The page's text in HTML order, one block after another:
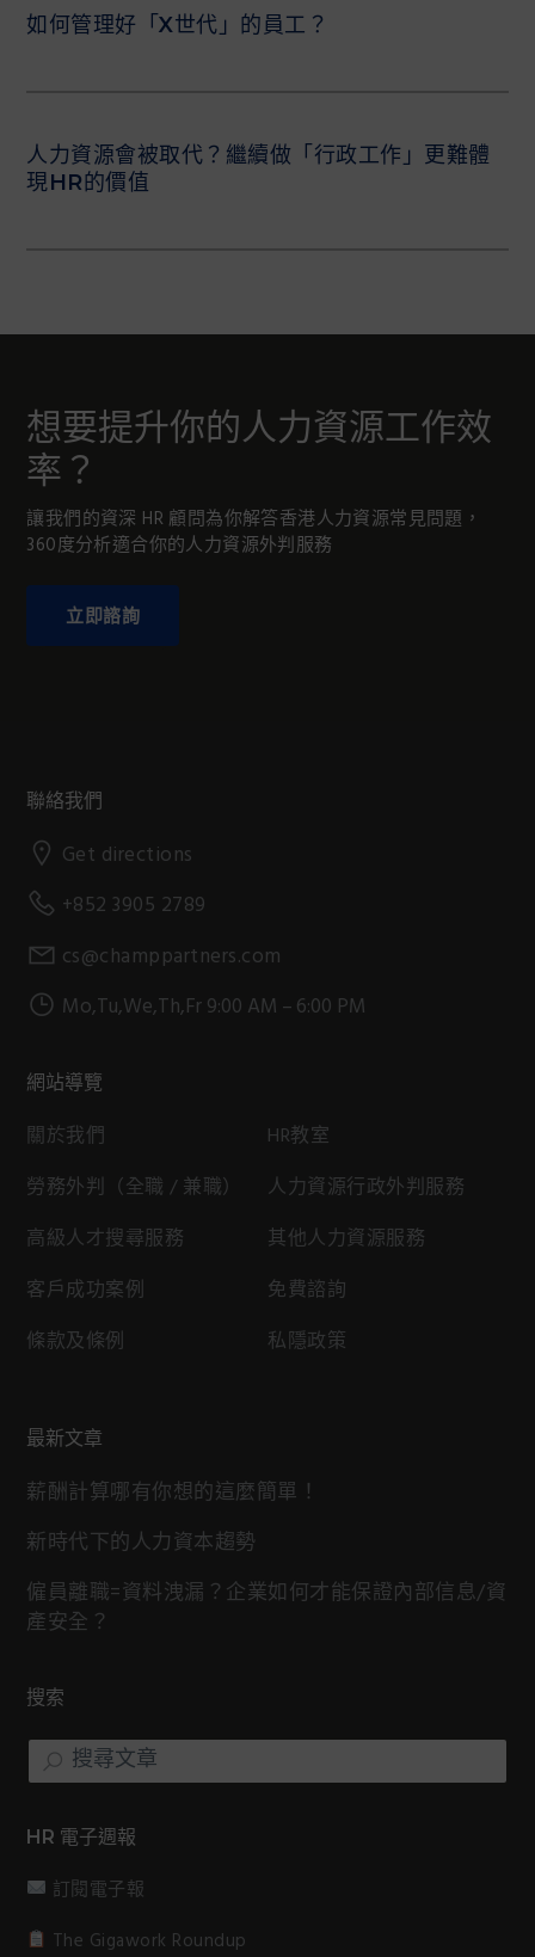
如何管理好「X世代」的員工？
人力資源會被取代？繼續做「行政工作」更難體
現HR的價值
想要提升你的人力資源工作效
率？
讓我們的資深 HR 顧問為你解答香港人力資源常見問題，
360度分析適合你的人力資源外判服務
立即諮詢
Footer
聯絡我們
Get directions
+852 3905 2789
cs@champpartners.com
Mo,Tu,We,Th,Fr 9:00 AM – 6:00 PM
網站導覽
關於我們
HR教室
勞務外判（全職 / 兼職）
人力資源行政外判服務
高級人才搜尋服務
其他人力資源服務
客戶成功案例
免費諮詢
條款及條例
私隱政策
最新文章
薪酬計算哪有你想的這麼簡單！
新時代下的人力資本趨勢
僱員離職=資料洩漏？企業如何才能保證內部信息/資
產安全？
搜索
搜
尋
章
HR 電子週報
訂閱電子報
The Gigawork Roundup